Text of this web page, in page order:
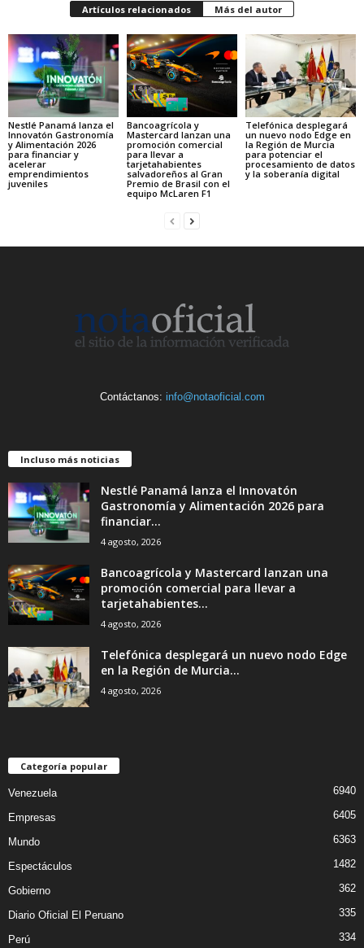
Artículos relacionados Más del autor
Nestlé Panamá lanza el
Innovatón Gastronomía
y Alimentación 2026
para financiar y
acelerar
emprendimientos
juveniles
Bancoagrícola y
Mastercard lanzan una
promoción comercial
para llevar a
tarjetahabientes
salvadoreños al Gran
Premio de Brasil con el
equipo McLaren F1
Telefónica desplegará
un nuevo nodo Edge en
la Región de Murcia
para potenciar el
procesamiento de datos
y la soberanía digital
Contáctanos: info@notaoficial.com
Incluso más noticias
Nestlé Panamá lanza el Innovatón
Gastronomía y Alimentación 2026 para
financiar...
4 agosto, 2026
Bancoagrícola y Mastercard lanzan una
promoción comercial para llevar a
tarjetahabientes...
4 agosto, 2026
Telefónica desplegará un nuevo nodo Edge
en la Región de Murcia...
4 agosto, 2026
Categoría popular
Venezuela 6940
Empresas 6405
Mundo 6363
Espectáculos 1482
Gobierno 362
Diario Oficial El Peruano 335
Perú 334